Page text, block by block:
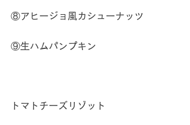
⑧アヒージョ風カシューナッツ
⑨生ハムパンプキン
トマトチーズリゾット